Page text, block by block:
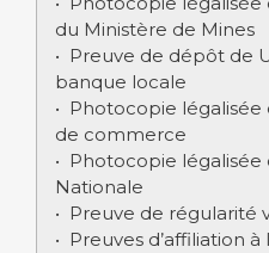
du Ministère de Mines
• Preuve de dépôt de
banque locale
• Photocopie
de commerce
• Photocopie légalisée
Nationale
• Preuve de régularité
• Preuves d’affiliation à